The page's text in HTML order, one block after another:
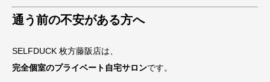
通う前の不安がある方へ
SELFDUCK 枚方藤阪店は、
完全個室のプライベート自宅サロンです。